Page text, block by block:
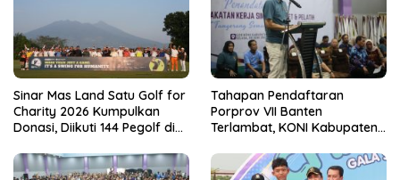
Sinar Mas Land Satu Golf for
Charity 2026 Kumpulkan
Donasi, Diikuti 144 Pegolf di
Tahapan Pendaftaran
Porprov VII Banten
Terlambat, KONI Kabupaten
Kesiapan Panitia